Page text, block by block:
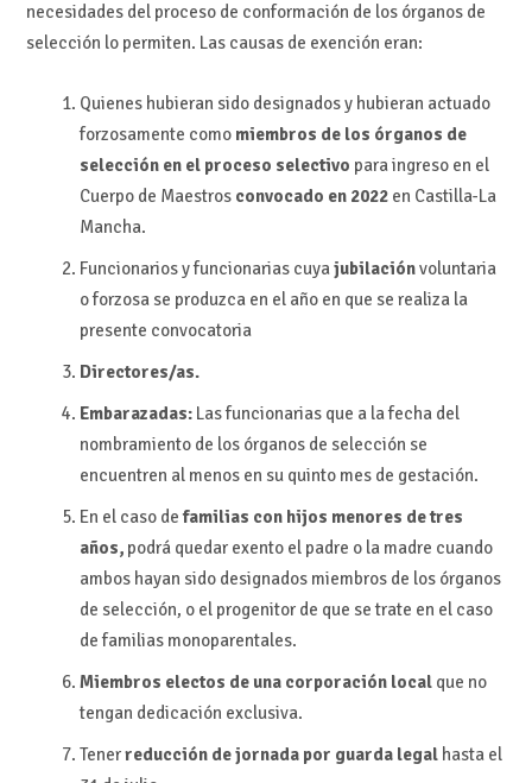
necesidades del proceso de conformación de los órganos de
selección lo permiten. Las causas de exención eran:
Quienes hubieran sido designados y hubieran actuado
forzosamente comomiembros de los órganos de
selección en el proceso selectivo para ingreso en el
Cuerpo de Maestros convocado en 2022en Castilla-La
Mancha.
Funcionarios y funcionarias cuyajubilaciónvoluntaria
o forzosa se produzca en el año en que se realiza la
presente convocatoria
Directores/as.
Embarazadas:Las funcionarias que a la fecha del
nombramiento de los órganos de selección se
encuentren al menos en su quinto mes de gestación.
En el caso defamilias con hijos menores de tres
años,podrá quedar exento el padre o la madre cuando
ambos hayan sido designados miembros de los órganos
de selección, o el progenitor de que se trate en el caso
de familias monoparentales.
Miembros electos de una corporación localque no
tengan dedicación exclusiva.
Tenerreducción de jornada por guarda legalhasta el